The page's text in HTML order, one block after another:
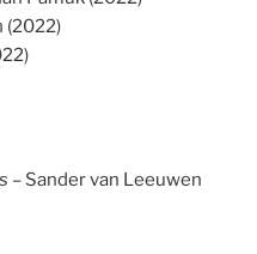
(2022)
– Sander van Leeuwen